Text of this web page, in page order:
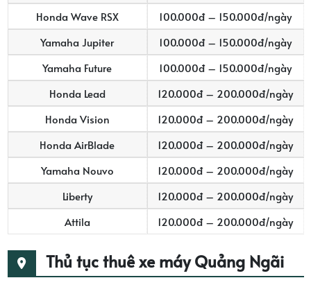
Honda Wave RSX
100.000đ – 150.000đ/ngày
Yamaha Jupiter
100.000đ – 150.000đ/ngày
Yamaha Future
100.000đ – 150.000đ/ngày
Honda Lead
120.000đ – 200.000đ/ngày
Honda Vision
120.000đ – 200.000đ/ngày
Honda AirBlade
120.000đ – 200.000đ/ngày
Yamaha Nouvo
120.000đ – 200.000đ/ngày
Liberty
120.000đ – 200.000đ/ngày
Attila
120.000đ – 200.000đ/ngày
Thủ tục thuê xe máy Quảng Ngãi